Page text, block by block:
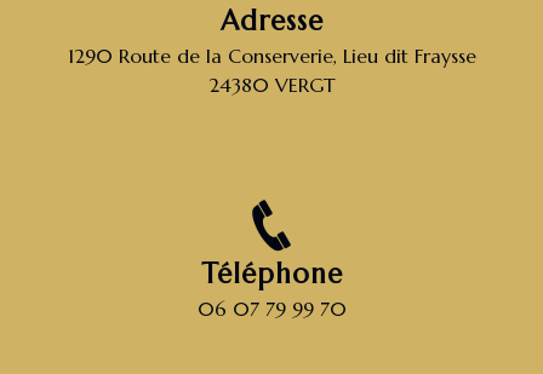
Adresse
1290 Route de la Conserverie, Lieu dit Fraysse
24380 VERGT
Téléphone
06 07 79 99 70